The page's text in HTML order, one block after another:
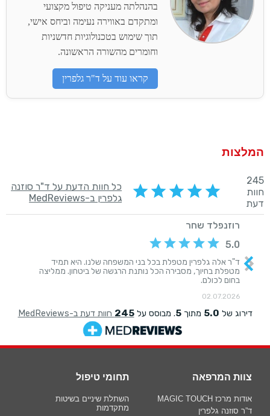
בהנהלתה מעניקה טיפול מקצועי
ומתקדם באווירה נעימה וביחס אישי,
תוך שימוש בטכנולוגיות חדשניות
וחומרים מהשורה הראשונה.
קראו עוד על ד"ר גלפרין
המלצות
תחומי טיפול
השתלת שיניים בשיטות
מתקדמות
צוות המרפאה
אודות מרכז MAGIC TOUCH
ד”ר סוזנה גלפרין